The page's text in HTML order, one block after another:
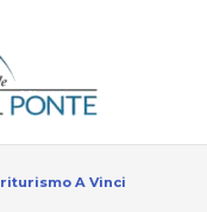
A Vinci